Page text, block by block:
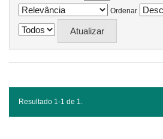
Ordenar
Resultado 1-1 de 1.